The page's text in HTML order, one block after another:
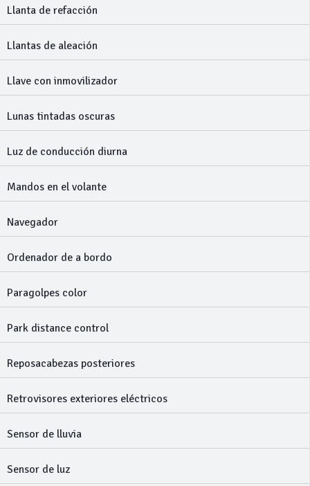
Llanta de refacción
Llantas de aleación
Llave con inmovilizador
Lunas tintadas oscuras
Luz de conducción diurna
Mandos en el volante
Navegador
Ordenador de a bordo
Paragolpes color
Park distance control
Reposacabezas posteriores
Retrovisores exteriores eléctricos
Sensor de lluvia
Sensor de luz